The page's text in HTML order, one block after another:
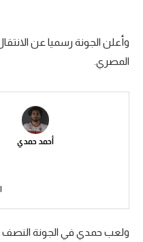
سعودي في الجول
الدوري الإنجليزي
دوري أبطال أوروبا
وأعلن الجونة رسميا عن
المصري.
أحمد حمدي
ولعب حمدي في الجونة النصف